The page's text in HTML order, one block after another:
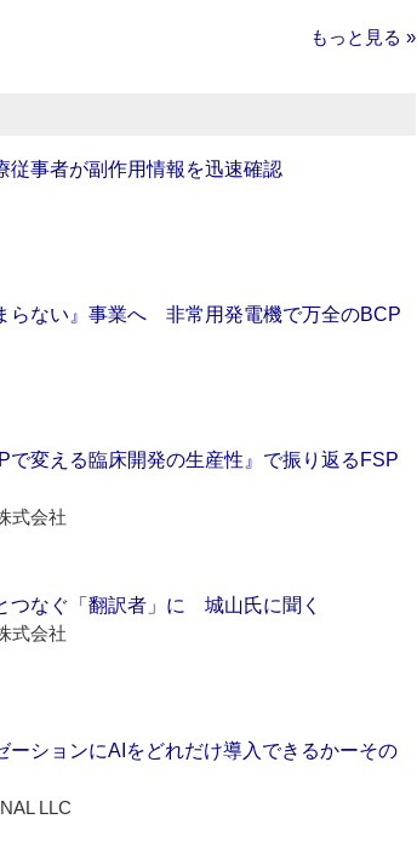
もっと見る »
従事者が副作用情報を迅速確認
らない』事業へ 非常用発電機で万全のBCP
で変える臨床開発の生産性』で振り返るFSP
式会社
つなぐ「翻訳者」に 城山氏に聞く
式会社
ーションにAIをどれだけ導入できるかーその
LLC